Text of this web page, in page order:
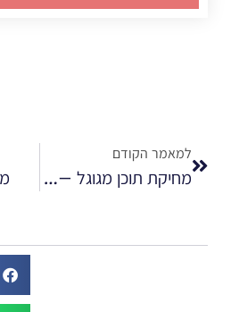
למאמר הקודם
מחיקת תוכן מגוגל – ניהול מוניטין זה אנחנו